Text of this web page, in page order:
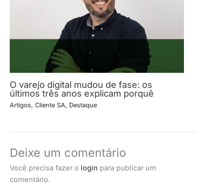
O varejo digital mudou de fase: os
últimos três anos explicam porquê
Artigos, Cliente SA, Destaque
Deixe um comentário
Você precisa fazer o login para publicar um
comentário.